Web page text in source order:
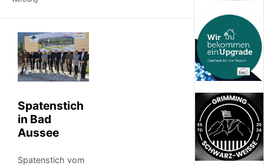
Spatenstich
in Bad
Aussee
Spatenstich vom